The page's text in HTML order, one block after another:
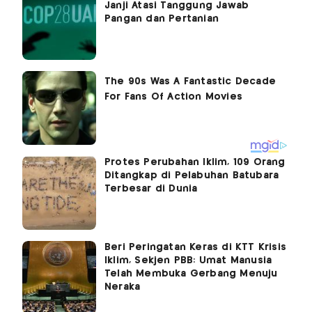
Janji Atasi Tanggung Jawab
Pangan dan Pertanian
Protes Perubahan Iklim, 109 Orang
Ditangkap di Pelabuhan Batubara
Terbesar di Dunia
Beri Peringatan Keras di KTT Krisis
Iklim, Sekjen PBB: Umat Manusia
Telah Membuka Gerbang Menuju
Neraka